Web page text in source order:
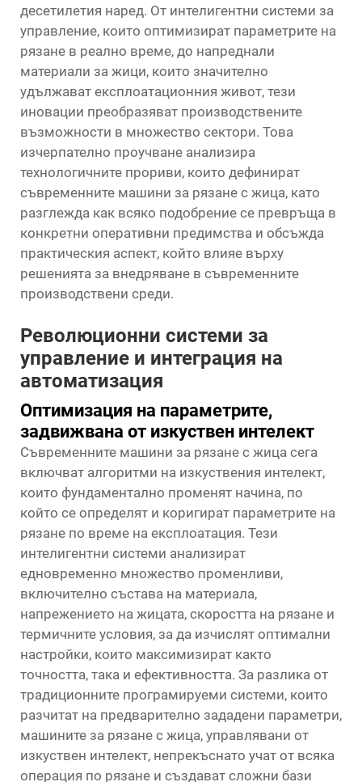
десетилетия наред. От интелигентни системи за
управление, които оптимизират параметрите на
рязане в реално време, до напреднали
материали за жици, които значително
удължават експлоатационния живот, тези
иновации преобразяват производствените
възможности в множество сектори. Това
изчерпателно проучване анализира
технологичните прориви, които дефинират
съвременните машини за рязане с жица, като
разглежда как всяко подобрение се превръща в
конкретни оперативни предимства и обсъжда
практическия аспект, който влияе върху
решенията за внедряване в съвременните
производствени среди.
Революционни системи за
управление и интеграция на
автоматизация
Оптимизация на параметрите,
задвижвана от изкуствен интелект
Съвременните машини за рязане с жица сега
включват алгоритми на изкуствения интелект,
които фундаментално променят начина, по
който се определят и коригират параметрите на
рязане по време на експлоатация. Тези
интелигентни системи анализират
едновременно множество променливи,
включително състава на материала,
напрежението на жицата, скоростта на рязане и
термичните условия, за да изчислят оптимални
настройки, които максимизират както
точността, така и ефективността. За разлика от
традиционните програмируеми системи, които
разчитат на предварително зададени параметри,
машините за рязане с жица, управлявани от
изкуствен интелект, непрекъснато учат от всяка
операция по рязане и създават сложни бази